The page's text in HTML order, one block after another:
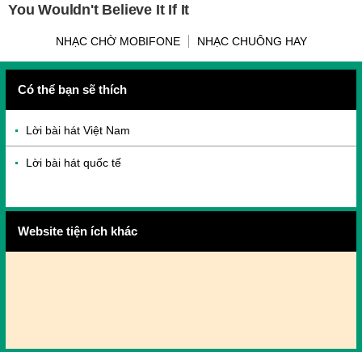
NHẠC CHỜ MOBIFONE NHẠC CHUÔNG HAY
Có thể bạn sẽ thích
Lời bài hát Việt Nam
Lời bài hát quốc tế
Website tiện ích khác